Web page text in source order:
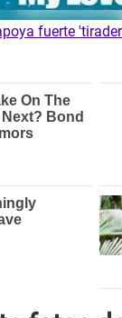
fuerte